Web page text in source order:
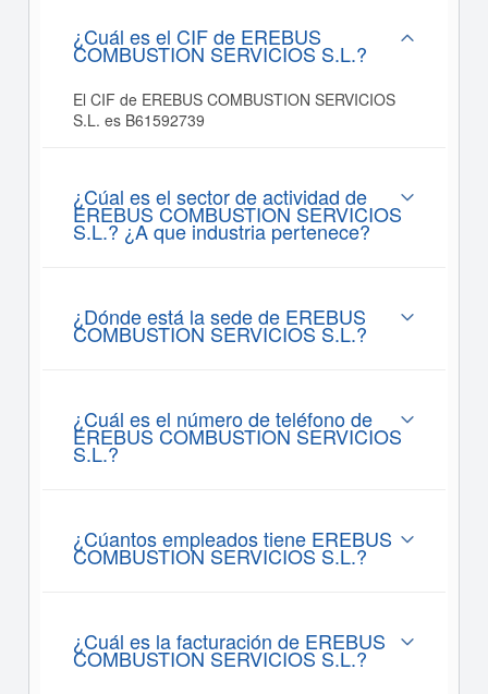
¿Cuál es el CIF de EREBUS
COMBUSTION SERVICIOS S.L.?
El CIF de EREBUS COMBUSTION SERVICIOS
S.L. es B61592739
¿Cúal es el sector de actividad de
EREBUS COMBUSTION SERVICIOS
S.L.? ¿A que industria pertenece?
¿Dónde está la sede de EREBUS
COMBUSTION SERVICIOS S.L.?
¿Cuál es el número de teléfono de
EREBUS COMBUSTION SERVICIOS
S.L.?
¿Cúantos empleados tiene EREBUS
COMBUSTION SERVICIOS S.L.?
¿Cuál es la facturación de EREBUS
COMBUSTION SERVICIOS S.L.?